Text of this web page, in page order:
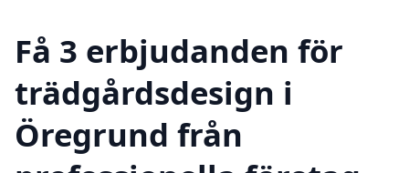
Få 3 erbjudanden för
trädgårdsdesign i
Öregrund från